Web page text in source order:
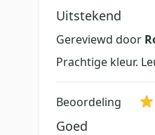
Uitstekend
Gereviewd door
Prachtige kleur.
Beoordeling
Goed